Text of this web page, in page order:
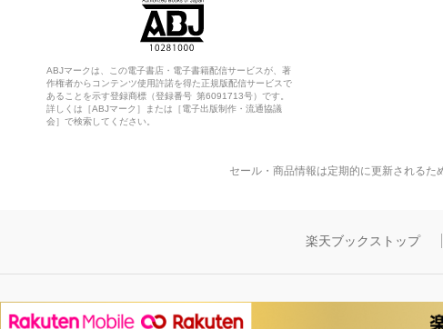
ABJマークは、この電子書店・電子書籍配信サービスが、著
作権者からコンテンツ使用許諾を得た正規版配信サービスで
あることを示す登録商標（登録番号 第6091713号）です。
詳しくは［ABJマーク］または［電子出版制作・流通協議
会］で検索してください。
セール・商品情報は定期的に更新されるた
楽天ブックストップ